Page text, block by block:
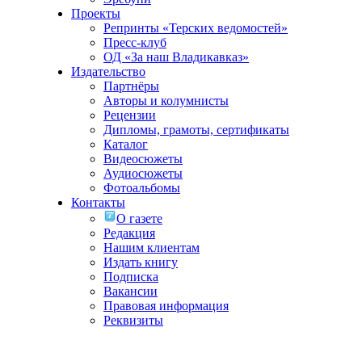
Проекты
Репринты «Терских ведомостей»
Пресс-клуб
ОД «За наш Владикавказ»
Издательство
Партнёры
Авторы и колумнисты
Рецензии
Дипломы, грамоты, сертификаты
Каталог
Видеосюжеты
Аудиосюжеты
Фотоальбомы
Контакты
О газете
Редакция
Нашим клиентам
Издать книгу
Подписка
Вакансии
Правовая информация
Реквизиты